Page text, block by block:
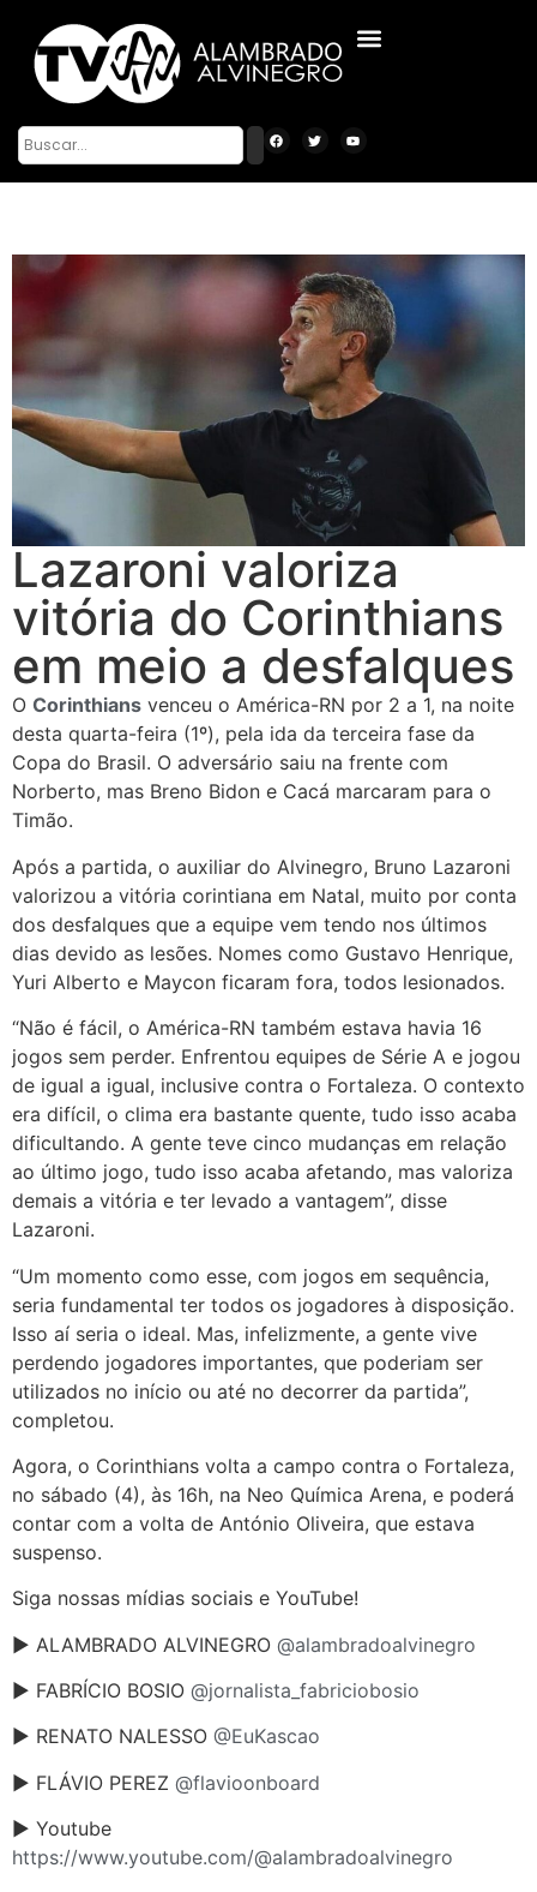
Lazaroni valoriza
vitória do Corinthians
em meio a desfalques
O Corinthians venceu o América-RN por 2 a 1, na noite
desta quarta-feira (1º), pela ida da terceira fase da
Copa do Brasil. O adversário saiu na frente com
Norberto, mas Breno Bidon e Cacá marcaram para o
Timão.
Após a partida, o auxiliar do Alvinegro, Bruno Lazaroni
valorizou a vitória corintiana em Natal, muito por conta
dos desfalques que a equipe vem tendo nos últimos
dias devido as lesões. Nomes como Gustavo Henrique,
Yuri Alberto e Maycon ficaram fora, todos lesionados.
“Não é fácil, o América-RN também estava havia 16
jogos sem perder. Enfrentou equipes de Série A e jogou
de igual a igual, inclusive contra o Fortaleza. O contexto
era difícil, o clima era bastante quente, tudo isso acaba
dificultando. A gente teve cinco mudanças em relação
ao último jogo, tudo isso acaba afetando, mas valoriza
demais a vitória e ter levado a vantagem”, disse
Lazaroni.
“Um momento como esse, com jogos em sequência,
seria fundamental ter todos os jogadores à disposição.
Isso aí seria o ideal. Mas, infelizmente, a gente vive
perdendo jogadores importantes, que poderiam ser
utilizados no início ou até no decorrer da partida”,
completou.
Agora, o Corinthians volta a campo contra o Fortaleza,
no sábado (4), às 16h, na Neo Química Arena, e poderá
contar com a volta de António Oliveira, que estava
suspenso.
Siga nossas mídias sociais e YouTube!
► ALAMBRADO ALVINEGRO @alambradoalvinegro
► FABRÍCIO BOSIO @jornalista_fabriciobosio
► RENATO NALESSO @EuKascao
► FLÁVIO PEREZ @flavioonboard
► Youtube
https://www.youtube.com/@alambradoalvinegro